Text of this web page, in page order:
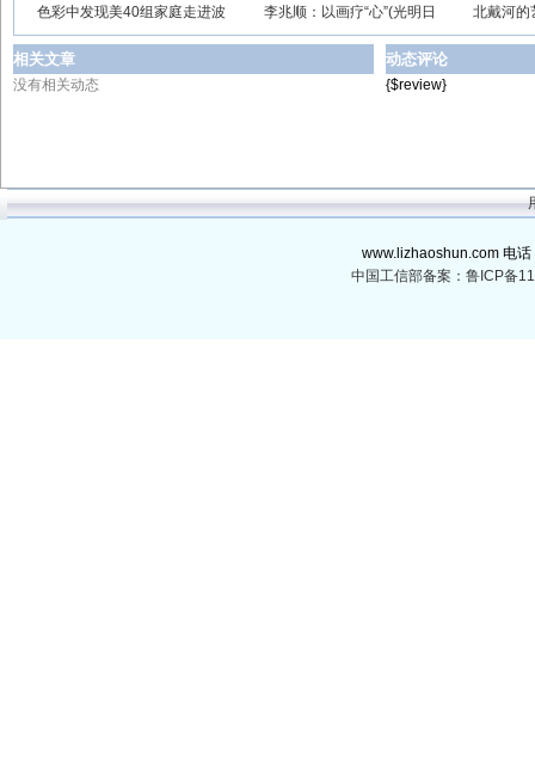
色彩中发现美40组家庭走进波 李兆顺：以画疗“心”(光明日 北戴河的
相关文章
没有相关动态
动态评论
{$review}
www.lizhaoshun.com 电
中国工信部备案：鲁ICP备